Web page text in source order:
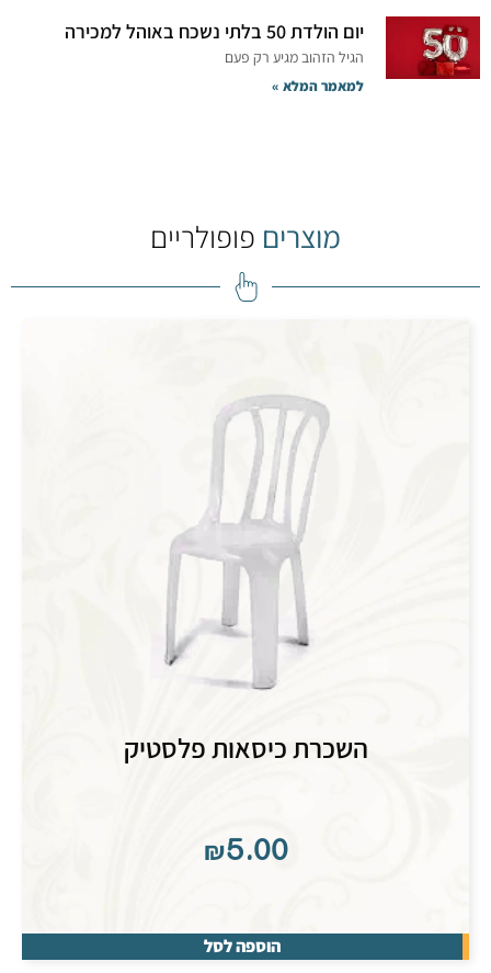
יום הולדת 50 בלתי נשכח באוהל למכירה
הגיל הזהוב מגיע רק פעם
למאמר המלא »
מוצרים פופולריים
השכרת כיסאות פלסטיק
₪5.00
הוספה לסל